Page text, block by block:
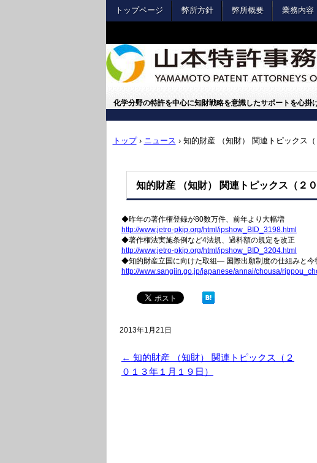
化学分野の特許を中心に知財戦略を意識したサポートを心掛
トップページ 弊所方針 弊所概要 業務内容
トップ › ニュース › 知的財産 （知財） 関連トピックス（
知的財産 （知財） 関連トピックス（２
◆昨年の著作権登録が80数万件、前年より大幅増
http://www.jetro-pkip.org/html/ipshow_BID_3198.html
◆著作権法実施条例など4法規、過料額の規定を改正
http://www.jetro-pkip.org/html/ipshow_BID_3204.html
◆知的財産立国に向けた取組― 国際出願制度の仕組みと
http://www.sangiin.go.jp/japanese/annai/chousa/
2013年1月21日
← 知的財産 （知財） 関連トピックス（２
０１３年１月１９日）